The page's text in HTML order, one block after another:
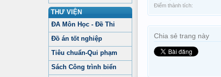
THƯ VIỆN
ĐA Môn Học - Đề Thi
Đồ án tốt nghiệp
Tiêu chuẩn-Qui phạm
Sách Công trình biển
Điểm thành tích:
Chia sẻ trang này